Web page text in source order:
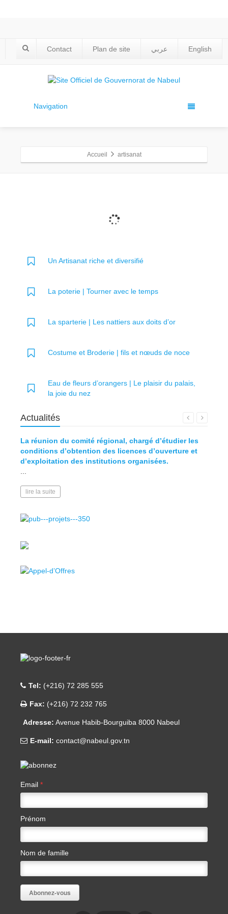
Contact Plan de site عربي English
Navigation
Accueil artisanat
Un Artisanat riche et diversifié
La poterie | Tourner avec le temps
La sparterie | Les nattiers aux doits d’or
Costume et Broderie | fils et nœuds de noce
Eau de fleurs d’orangers | Le plaisir du palais,
la joie du nez
Actualités
La réunion du comité régional, chargé d’étudier les
conditions d’obtention des licences d’ouverture et
d’exploitation des institutions organisées.
lire la suite
Tel: (+216) 72 285 555
Fax: (+216) 72 232 765
Adresse: Avenue Habib-Bourguiba 8000 Nabeul
E-mail: contact@nabeul.gov.tn
Email *
Prénom
Nom de famille